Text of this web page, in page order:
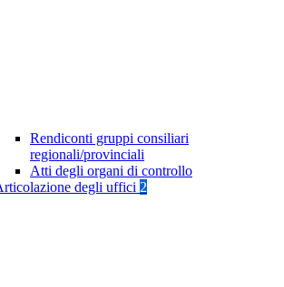
Rendiconti gruppi consiliari
regionali/provinciali
Atti degli organi di controllo
degli uffici 2